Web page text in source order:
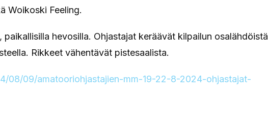
Woikoski Feeling.
paikallisilla hevosilla. Ohjastajat keräävät kilpailun osalähdöistä
Rikkeet vähentävät pistesaalista.
08/09/amatooriohjastajien-mm-19-22-8-2024-ohjastajat-